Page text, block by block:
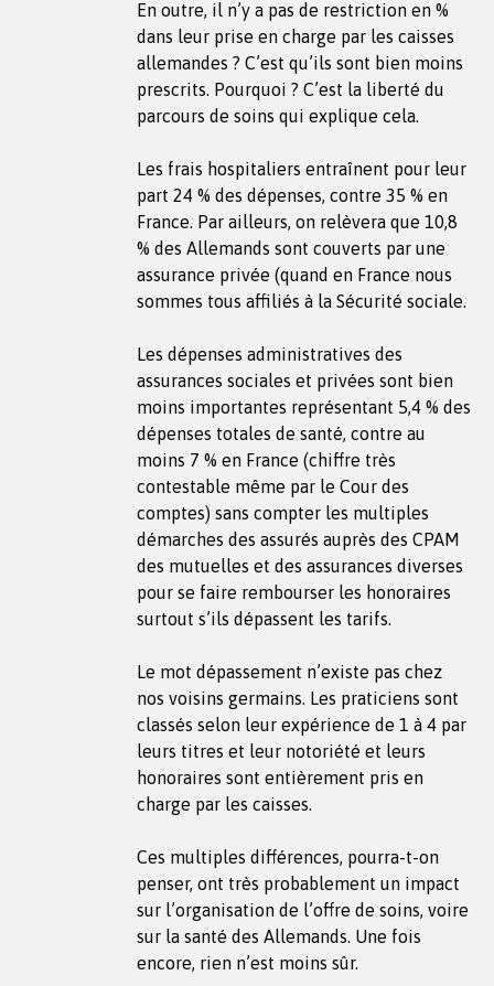
En outre, il n’y a pas de restriction en %
dans leur prise en charge par les caisses
allemandes ? C’est qu’ils sont bien moins
prescrits. Pourquoi ? C’est la liberté du
parcours de soins qui explique cela.
Les frais hospitaliers entraînent pour leur
part 24 % des dépenses, contre 35 % en
France. Par ailleurs, on relèvera que 10,8
% des Allemands sont couverts par une
assurance privée (quand en France nous
sommes tous affiliés à la Sécurité sociale.
Les dépenses administratives des
assurances sociales et privées sont bien
moins importantes représentant 5,4 % des
dépenses totales de santé, contre au
moins 7 % en France (chiffre très
contestable même par le Cour des
comptes) sans compter les multiples
démarches des assurés auprès des CPAM
des mutuelles et des assurances diverses
pour se faire rembourser les honoraires
surtout s’ils dépassent les tarifs.
Le mot dépassement n’existe pas chez
nos voisins germains. Les praticiens sont
classés selon leur expérience de 1 à 4 par
leurs titres et leur notoriété et leurs
honoraires sont entièrement pris en
charge par les caisses.
Ces multiples différences, pourra-t-on
penser, ont très probablement un impact
sur l’organisation de l’offre de soins, voire
sur la santé des Allemands. Une fois
encore, rien n’est moins sûr.